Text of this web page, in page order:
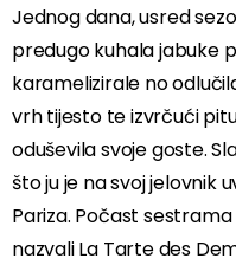
Jednog dana, usred
predugo kuhala jabuke
karamelizirale no
vrh tijesto te izvrčući
oduševila svoje goste.
što ju je na svoj jelovnik
Pariza. Počast
nazvali La Tarte des